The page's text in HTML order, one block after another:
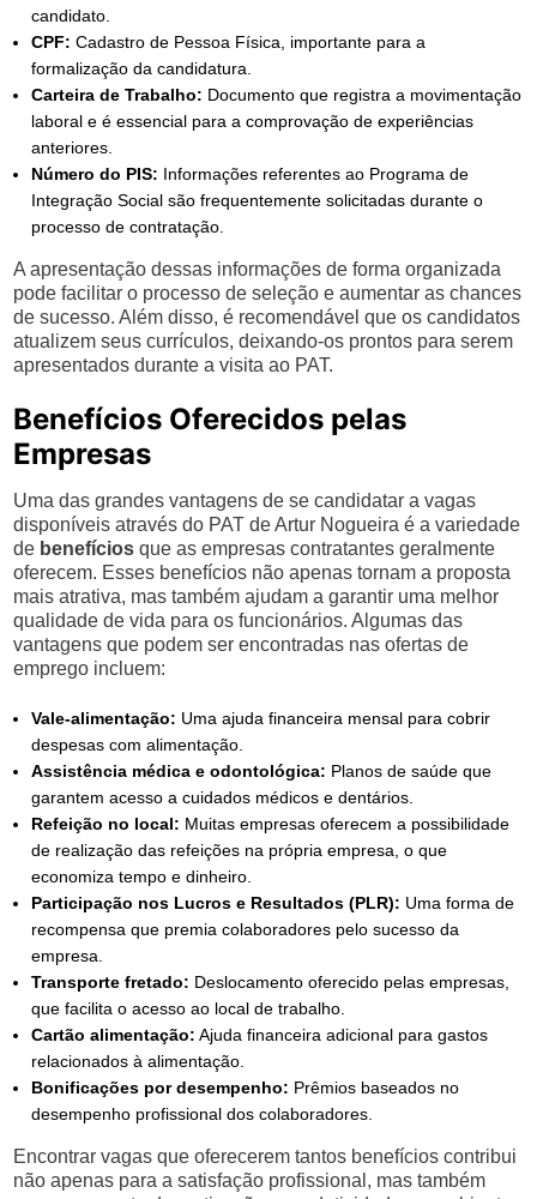
candidato.
CPF: Cadastro de Pessoa Física, importante para a
formalização da candidatura.
Carteira de Trabalho: Documento que registra a movimentação
laboral e é essencial para a comprovação de experiências
anteriores.
Número do PIS: Informações referentes ao Programa de
Integração Social são frequentemente solicitadas durante o
processo de contratação.
A apresentação dessas informações de forma organizada
pode facilitar o processo de seleção e aumentar as chances
de sucesso. Além disso, é recomendável que os candidatos
atualizem seus currículos, deixando-os prontos para serem
apresentados durante a visita ao PAT.
Benefícios Oferecidos pelas
Empresas
Uma das grandes vantagens de se candidatar a vagas
disponíveis através do PAT de Artur Nogueira é a variedade
de benefícios que as empresas contratantes geralmente
oferecem. Esses benefícios não apenas tornam a proposta
mais atrativa, mas também ajudam a garantir uma melhor
qualidade de vida para os funcionários. Algumas das
vantagens que podem ser encontradas nas ofertas de
emprego incluem:
Vale-alimentação: Uma ajuda financeira mensal para cobrir
despesas com alimentação.
Assistência médica e odontológica: Planos de saúde que
garantem acesso a cuidados médicos e dentários.
Refeição no local: Muitas empresas oferecem a possibilidade
de realização das refeições na própria empresa, o que
economiza tempo e dinheiro.
Participação nos Lucros e Resultados (PLR): Uma forma de
recompensa que premia colaboradores pelo sucesso da
empresa.
Transporte fretado: Deslocamento oferecido pelas empresas,
que facilita o acesso ao local de trabalho.
Cartão alimentação: Ajuda financeira adicional para gastos
relacionados à alimentação.
Bonificações por desempenho: Prêmios baseados no
desempenho profissional dos colaboradores.
Encontrar vagas que oferecerem tantos benefícios contribui
não apenas para a satisfação profissional, mas também